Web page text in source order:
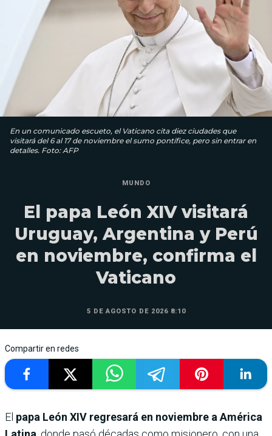
En un comunicado escueto, el Vaticano cita diez ciudades que
visitará del 6 al 17 de noviembre el sumo pontífice, pero sin entrar en
detalles. Foto: AFP
MUNDO
El papa León XIV visitará
Uruguay, Argentina y Perú
en noviembre, confirma el
Vaticano
5 DE AGOSTO DE 2026 8:10
Compartir en redes
El papa León XIV regresará en noviembre a América